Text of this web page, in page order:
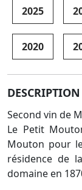
2025
2020
DESCRIPTION
Second vin de
Le Petit
Mouton pour
résidence de
domaine en